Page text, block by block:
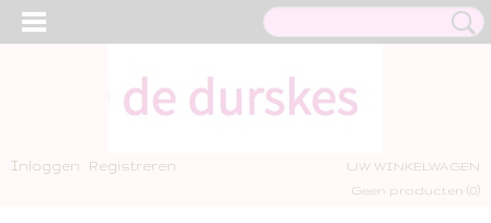
Inloggen Registreren
UW WINKELWAGEN
Geen producten (0)